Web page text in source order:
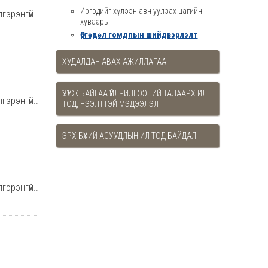
Иргэдийг хүлээн авч уулзах цагийн
хуваарь
Өргөдөл гомдлын шийдвэрлэлт
ХУДАЛДАН АВАХ АЖИЛЛАГАА
ҮЗҮҮЛЖ БАЙГАА ҮЙЛЧИЛГЭЭНИЙ ТАЛААРХ ИЛ
ТОД, НЭЭЛТТЭЙ МЭДЭЭЛЭЛ
ЭРХ БҮХИЙ АСУУДЛЫН ИЛ ТОД БАЙДАЛ